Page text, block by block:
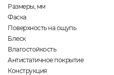
Размеры, мм
Фаска
Поверхность на ощупь
Блеск
Влагостойкость
Антистатичное покрытие
Конструкция